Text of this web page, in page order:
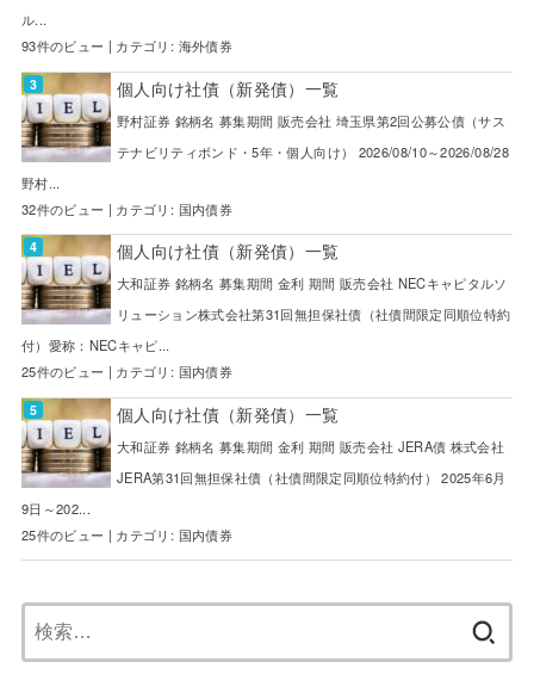
ル...
93件のビュー | カテゴリ: 海外債券
個人向け社債（新発債）一覧
野村証券 銘柄名 募集期間 販売会社 埼玉県第2回公募公債（サス
テナビリティボンド・5年・個人向け） 2026/08/10～2026/08/28
野村...
32件のビュー | カテゴリ: 国内債券
個人向け社債（新発債）一覧
大和証券 銘柄名 募集期間 金利 期間 販売会社 NECキャピタルソ
リューション株式会社第31回無担保社債（社債間限定同順位特約
付）愛称：NECキャピ...
25件のビュー | カテゴリ: 国内債券
個人向け社債（新発債）一覧
大和証券 銘柄名 募集期間 金利 期間 販売会社 JERA債 株式会社
JERA第31回無担保社債（社債間限定同順位特約付） 2025年6月
9日～202...
25件のビュー | カテゴリ: 国内債券